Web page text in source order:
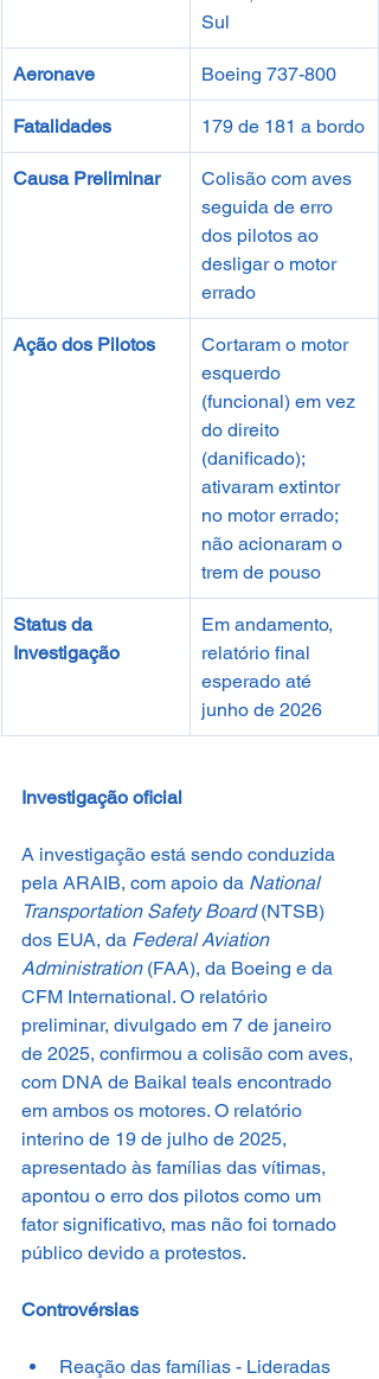
Sul
Aeronave Boeing 737-800
Fatalidades 179 de 181 a bordo
Causa Preliminar
Colisão com aves
seguida de erro
dos pilotos ao
desligar o motor
errado
Ação dos Pilotos
Cortaram o motor
esquerdo
(funcional) em vez
do direito
(danificado);
ativaram extintor
no motor errado;
não acionaram o
trem de pouso
Status da
Investigação
Em andamento,
relatório final
esperado até
junho de 2026
Investigação oficial
A investigação está sendo conduzida
pela ARAIB, com apoio da National
Transportation Safety Board (NTSB)
dos EUA, da Federal Aviation
Administration (FAA), da Boeing e da
CFM International. O relatório
preliminar, divulgado em 7 de janeiro
de 2025, confirmou a colisão com aves,
com DNA de Baikal teals encontrado
em ambos os motores. O relatório
interino de 19 de julho de 2025,
apresentado às famílias das vítimas,
apontou o erro dos pilotos como um
fator significativo, mas não foi tornado
público devido a protestos.
Controvérsias
Reação das famílias - Lideradas